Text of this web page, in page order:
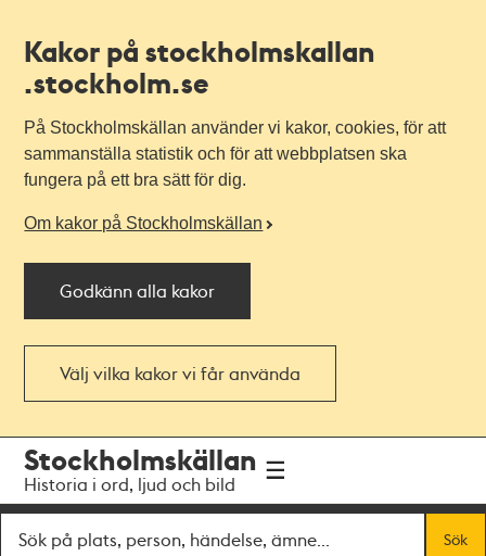
Kakor på stockholmskallan
.stockholm.se
På Stockholmskällan använder vi kakor, cookies, för att
sammanställa statistik och för att webbplatsen ska
fungera på ett bra sätt för dig.
Om kakor på Stockholmskällan
Godkänn alla kakor
Välj vilka kakor vi får använda
navigationen
huvudinnehållet
Stockholmskällan
Historia i ord, ljud och bild
Sök